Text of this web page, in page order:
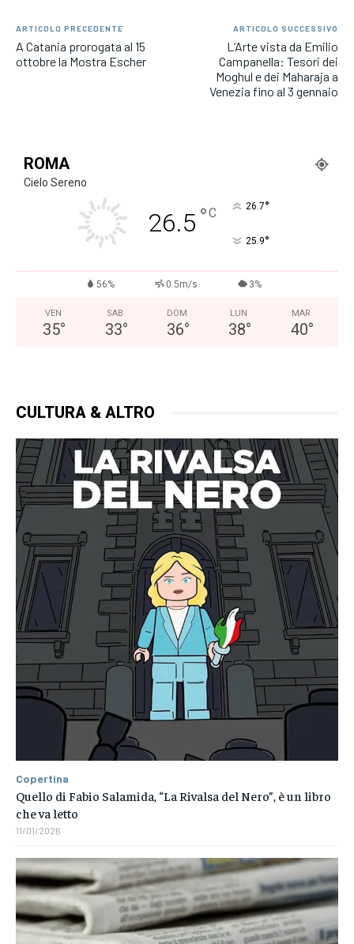
ARTICOLO PRECEDENTE
A Catania prorogata al 15
ottobre la Mostra Escher
ARTICOLO SUCCESSIVO
L’Arte vista da Emilio
Campanella: Tesori dei
Moghul e dei Maharaja a
Venezia fino al 3 gennaio
ROMA
Cielo Sereno
26.5 °C 26.7°
25.9°
56% 0.5m/s 3%
VEN
35°
SAB
33°
DOM
36°
LUN
38°
MAR
40°
CULTURA & ALTRO
Copertina
Quello di Fabio Salamida, “La Rivalsa del Nero”, è un libro
che va letto
11/01/2026